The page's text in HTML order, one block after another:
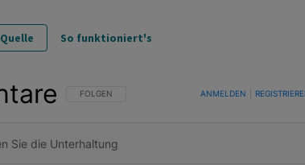
So funktioniert's
FOLGE DIESER UNTERHALTUNG, UM BENACHRICHTIGT
FOLGEN ANMELDEN